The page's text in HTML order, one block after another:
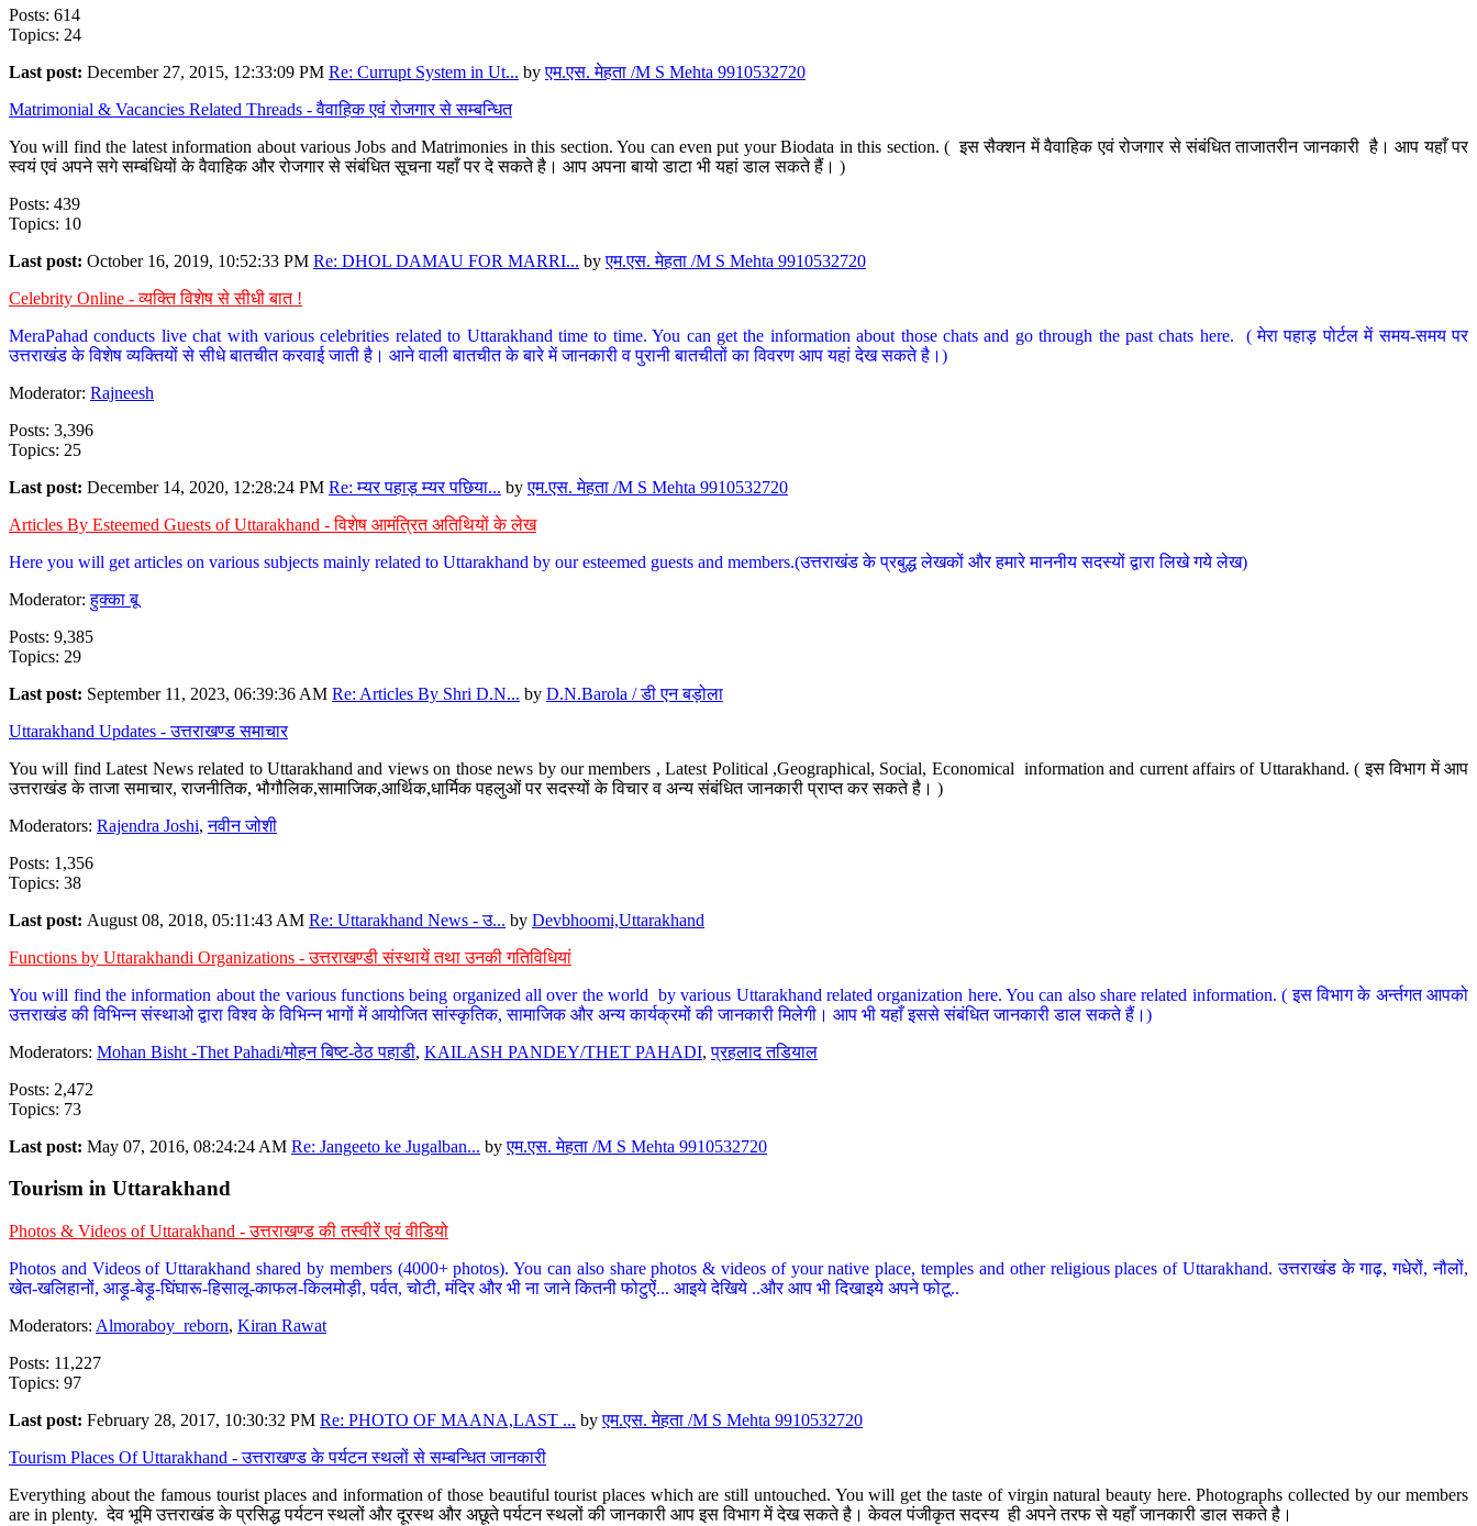
Posts: 614
Topics: 24
Last post: December 27, 2015, 12:33:09 PM Re: Currupt System in Ut... byएम.एस. मेहता /M S Mehta 9910532720
Matrimonial & Vacancies Related Threads - वैवाहिक एवं रोजगार से सम्बन्धित
You will find the latest information about various Jobs and Matrimonies in this section. You can even put your Biodata in this section. ( इस सैक्शन में वैवाहिक एवं रोजगार से संबंधित ताजातरीन जानकारी है। आप यहाँ पर
स्वयं एवं अपने सगे सम्बंधियों के वैवाहिक और रोजगार से संबंधित सूचना यहाँ पर दे सकते है। आप अपना बायो डाटा भी यहां डाल सकते हैं। )
Posts: 439
Topics: 10
Last post: October 16, 2019, 10:52:33 PM Re: DHOL DAMAU FOR MARRI... byएम.एस. मेहता /M S Mehta 9910532720
Celebrity Online - व्यक्ति विशेष से सीधी बात !
MeraPahad conducts live chat with various celebrities related to Uttarakhand time to time. You can get the information about those chats and go through the past chats here. ( मेरा पहाड़ पोर्टल में समय-समय पर
उत्तराखंड के विशेष व्यक्तियों से सीधे बातचीत करवाई जाती है। आने वाली बातचीत के बारे में जानकारी व पुरानी बातचीतों का विवरण आप यहां देख सकते है।)
Moderator: Rajneesh
Posts: 3,396
Topics: 25
Last post: December 14, 2020, 12:28:24 PM Re: म्यर पहाड़ म्यर पछिया... byएम.एस. मेहता /M S Mehta 9910532720
Articles By Esteemed Guests of Uttarakhand - विशेष आमंत्रित अतिथियों के लेख
Here you will get articles on various subjects mainly related to Uttarakhand by our esteemed guests and members.(उत्तराखंड के प्रबुद्ध लेखकों और हमारे माननीय सदस्यों द्वारा लिखे गये लेख)
Moderator:हुक्का बू
Posts: 9,385
Topics: 29
Last post: September 11, 2023, 06:39:36 AM Re: Articles By Shri D.N... by D.N.Barola / डी एन बड़ोला
Uttarakhand Updates - उत्तराखण्ड समाचार
You will find Latest News related to Uttarakhand and views on those news by our members , Latest Political ,Geographical, Social, Economical information and current affairs of Uttarakhand. ( इस विभाग में आप
उत्तराखंड के ताजा समाचार, राजनीतिक, भौगौलिक,सामाजिक,आर्थिक,धार्मिक पहलुओं पर सदस्यों के विचार व अन्य संबंधित जानकारी प्राप्त कर सकते है। )
Moderators: Rajendra Joshi,नवीन जोशी
Posts: 1,356
Topics: 38
Last post: August 08, 2018, 05:11:43 AM Re: Uttarakhand News - उ... by Devbhoomi,Uttarakhand
Functions by Uttarakhandi Organizations - उत्तराखण्डी संस्थायें तथा उनकी गतिविधियां
You will find the information about the various functions being organized all over the world by various Uttarakhand related organization here. You can also share related information. ( इस विभाग के अर्न्तगत आपको
उत्तराखंड की विभिन्न संस्थाओ द्वारा विश्व के विभिन्न भागों में आयोजित सांस्कृतिक, सामाजिक और अन्य कार्यक्रमों की जानकारी मिलेगी। आप भी यहाँ इससे संबंधित जानकारी डाल सकते हैं।)
Moderators: Mohan Bisht -Thet Pahadi/मोहन बिष्ट-ठेठ पहाडी, KAILASH PANDEY/THET PAHADI,प्रहलाद तडियाल
Posts: 2,472
Topics: 73
Last post: May 07, 2016, 08:24:24 AM Re: Jangeeto ke Jugalban... byएम.एस. मेहता /M S Mehta 9910532720
Tourism in Uttarakhand
Photos & Videos of Uttarakhand - उत्तराखण्ड की तस्वीरें एवं वीडियो
Photos and Videos of Uttarakhand shared by members (4000+ photos). You can also share photos & videos of your native place, temples and other religious places of Uttarakhand. उत्तराखंड के गाढ़, गधेरों, नौलों,
खेत-खलिहानों, आड़ू-बेड़ू-घिंघारू-हिसालू-काफल-किलमोड़ी, पर्वत, चोटी, मंदिर और भी ना जाने कितनी फोटुऐं... आइये देखिये ..और आप भी दिखाइये अपने फोटू..
Moderators: Almoraboy_reborn, Kiran Rawat
Posts: 11,227
Topics: 97
Last post: February 28, 2017, 10:30:32 PM Re: PHOTO OF MAANA,LAST ... byएम.एस. मेहता /M S Mehta 9910532720
Tourism Places Of Uttarakhand - उत्तराखण्ड के पर्यटन स्थलों से सम्बन्धित जानकारी
Everything about the famous tourist places and information of those beautiful tourist places which are still untouched. You will get the taste of virgin natural beauty here. Photographs collected by our members
are in plenty. देव भूमि उत्तराखंड के प्रसिद्ध पर्यटन स्थलों और दूरस्थ और अछूते पर्यटन स्थलों की जानकारी आप इस विभाग में देख सकते है। केवल पंजीकृत सदस्य ही अपने तरफ से यहाँ जानकारी डाल सकते है।